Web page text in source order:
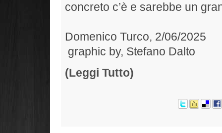
concreto c’è e sarebbe un
Domenico
graphic by, Stefano Dalto
(Leggi Tutto)